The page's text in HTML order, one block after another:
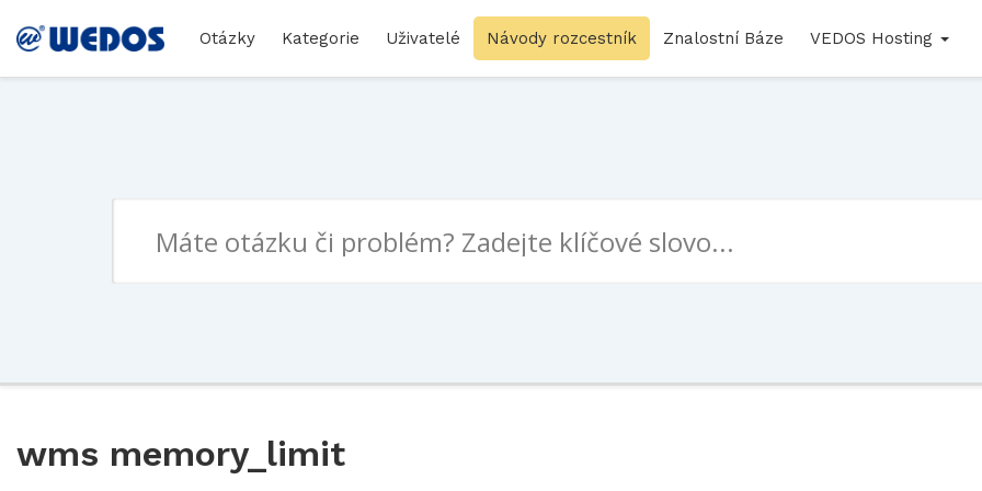
Otázky Kategorie Uživatelé Návody rozcestník Znalostní Báze VEDOS Hosting
wms memory_limit